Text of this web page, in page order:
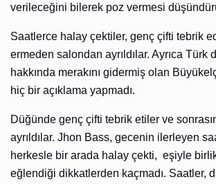
verileceğini bilerek poz vermesi
Saatlerce halay çektiler, genç çifti tebrik
ermeden salondan ayrıldılar. Ayrıca Türk
hakkında merakını gidermiş olan
hiç bir açıklama yapmadı.
Düğünde genç çifti tebrik etiler ve
ayrıldılar. Jhon Bass, gecenin ilerleyen
herkesle bir arada halay çekti, eşiyle
eğlendiği dikkatlerden kaçmadı. Saatler,